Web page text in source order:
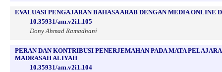
EVALUASI PENGAJARAN BAHASA ARAB DENGAN MEDIA ONLINE
10.35931/am.v2i1.105
Dony Ahmad Ramadhani
PERAN DAN KONTRIBUSI PENERJEMAHAN PADA MATA
MADRASAH ALIYAH
10.35931/am.v2i1.104